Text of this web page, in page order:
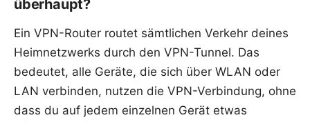
überhaupt?
Ein VPN-Router routet sämtlichen Verkehr deines
Heimnetzwerks durch den VPN-Tunnel. Das
bedeutet, alle Geräte, die sich über WLAN oder
LAN verbinden, nutzen die VPN-Verbindung, ohne
dass du auf jedem einzelnen Gerät etwas